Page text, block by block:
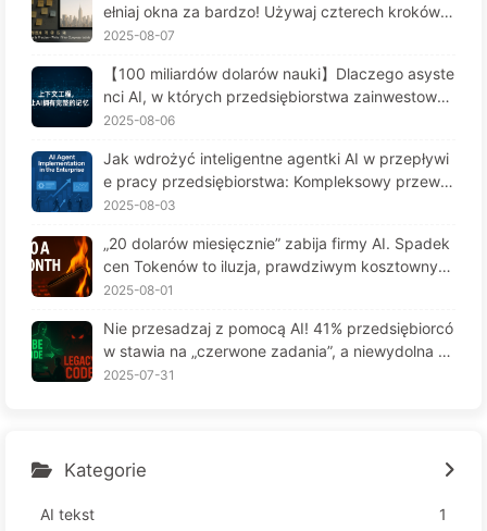
ełniaj okna za bardzo! Używaj czterech kroków d
o zarządzania kontekstem, bądź czujny na zafał
ewnątrz — Uczymy się AI powoli 170
2025-08-07
【100 miliardów dolarów nauki】Dlaczego asyste
nci AI, w których przedsiębiorstwa zainwestował
y fortunę, cierpią na "amnezję" w kluczowych mo
wydajności? — Powoli ucz się AI 169
2025-08-06
Jak wdrożyć inteligentne agentki AI w przepływi
e pracy przedsiębiorstwa: Kompleksowy przewo
dnik wdrożenia na rok 2025 - Powoli ucz się AI16
2025-08-03
„20 dolarów miesięcznie” zabija firmy AI. Spadek
cen Tokenów to iluzja, prawdziwym kosztownym
jest twoja chciwość — powoli ucz się AI164
2025-08-01
Nie przesadzaj z pomocą AI! 41% przedsiębiorcó
w stawia na „czerwone zadania”, a niewydolna te
chnologia czyni pracowników jeszcze bardziej ni
2025-07-31
Kategorie
AI tekst
1